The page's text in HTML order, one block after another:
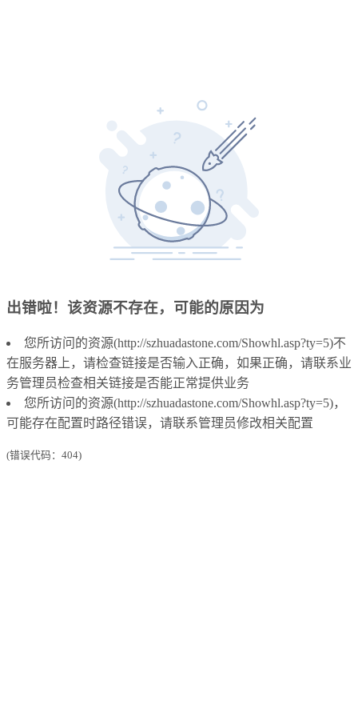
出错啦！该资源不存在，可能的原因为
您所访问的资源(http://szhuadastone.com/Showhl.asp?ty=5)不
在服务器上，请检查链接是否输入正确，如果正确，请联系业
务管理员检查相关链接是否能正常提供业务
您所访问的资源(http://szhuadastone.com/Showhl.asp?ty=5)，
可能存在配置时路径错误，请联系管理员修改相关配置
(错误代码：404)